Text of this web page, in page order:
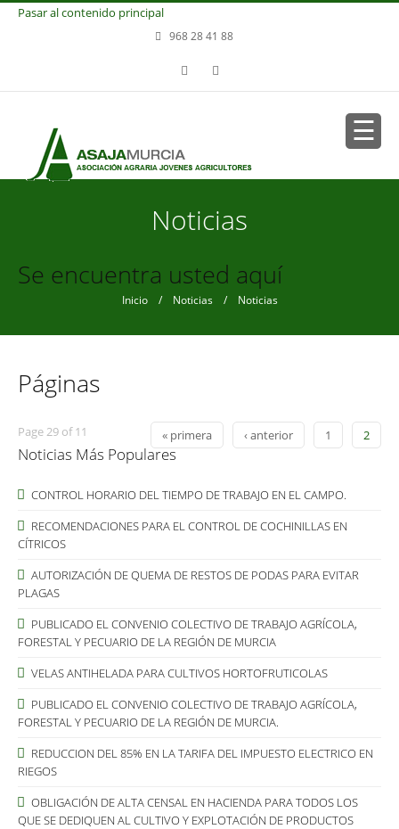
Pasar al contenido principal
968 28 41 88
Noticias
Se encuentra usted aquí
Inicio/ Noticias/ Noticias
Páginas
Page 29 of 11 « primera ‹ anterior 1 2
Noticias Más Populares
CONTROL HORARIO DEL TIEMPO DE TRABAJO EN EL CAMPO.
RECOMENDACIONES PARA EL CONTROL DE COCHINILLAS EN
CÍTRICOS
AUTORIZACIÓN DE QUEMA DE RESTOS DE PODAS PARA EVITAR
PLAGAS
PUBLICADO EL CONVENIO COLECTIVO DE TRABAJO AGRÍCOLA,
FORESTAL Y PECUARIO DE LA REGIÓN DE MURCIA
VELAS ANTIHELADA PARA CULTIVOS HORTOFRUTICOLAS
PUBLICADO EL CONVENIO COLECTIVO DE TRABAJO AGRÍCOLA,
FORESTAL Y PECUARIO DE LA REGIÓN DE MURCIA.
REDUCCION DEL 85% EN LA TARIFA DEL IMPUESTO ELECTRICO EN
RIEGOS
OBLIGACIÓN DE ALTA CENSAL EN HACIENDA PARA TODOS LOS
QUE SE DEDIQUEN AL CULTIVO Y EXPLOTACIÓN DE PRODUCTOS